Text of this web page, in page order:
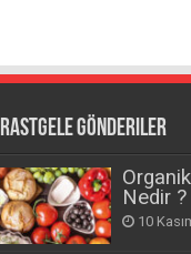
Rastgele Gönderiler
Nedir ?
10